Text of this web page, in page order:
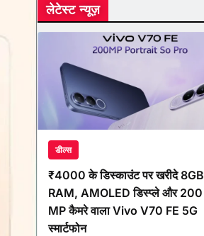
लेटेस्ट न्यूज़
डील्स
₹4000 के डिस्काउंट पर खरीदे 8GB
RAM, AMOLED डिस्प्ले और 200
MP कैमरे वाला Vivo V70 FE 5G
स्मार्टफोन